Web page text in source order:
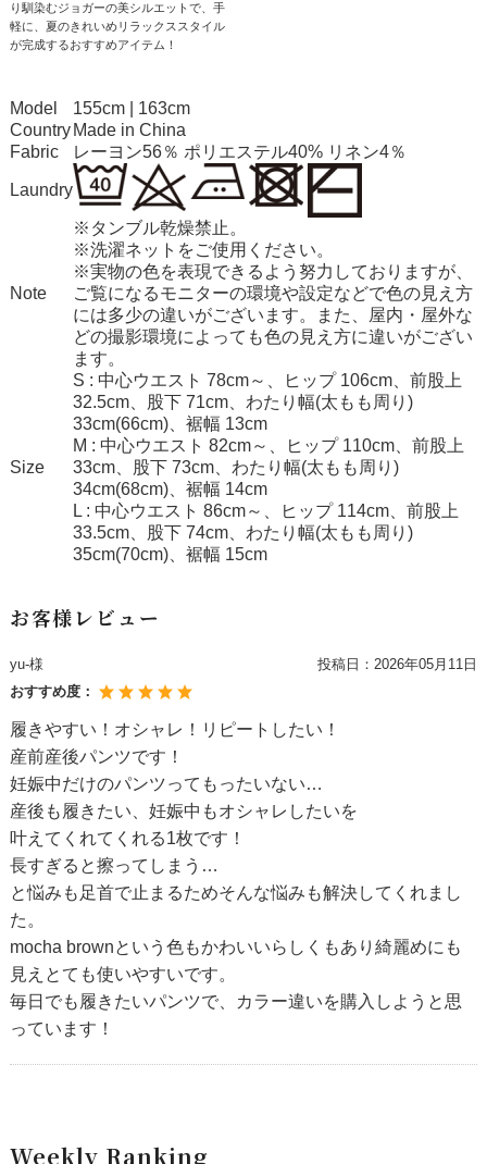
り馴染むジョガーの美シルエットで、手
軽に、夏のきれいめリラックススタイル
が完成するおすすめアイテム！
Model
155cm | 163cm
Country Made in China
Fabric
レーヨン56％ ポリエステル40% リネン4％
Laundry
Note
※タンブル乾燥禁止。
※洗濯ネットをご使用ください。
※実物の色を表現できるよう努力しておりますが、
ご覧になるモニターの環境や設定などで色の見え方
には多少の違いがございます。また、屋内・屋外な
どの撮影環境によっても色の見え方に違いがござい
ます。
Size
S : 中心ウエスト 78cm～、ヒップ 106cm、前股上
32.5cm、股下 71cm、わたり幅(太もも周り)
33cm(66cm)、裾幅 13cm
M : 中心ウエスト 82cm～、ヒップ 110cm、前股上
33cm、股下 73cm、わたり幅(太もも周り)
34cm(68cm)、裾幅 14cm
L : 中心ウエスト 86cm～、ヒップ 114cm、前股上
33.5cm、股下 74cm、わたり幅(太もも周り)
35cm(70cm)、裾幅 15cm
お客様レビュー
yu-様 投稿日： 2026年05月11日
おすすめ度：
履きやすい！オシャレ！リピートしたい！
産前産後パンツです！
妊娠中だけのパンツってもったいない…
産後も履きたい、妊娠中もオシャレしたいを
叶えてくれてくれる1枚です！
長すぎると擦ってしまう…
と悩みも足首で止まるためそんな悩みも解決してくれまし
た。
mocha brownという色もかわいいらしくもあり綺麗めにも
見えとても使いやすいです。
毎日でも履きたいパンツで、カラー違いを購入しようと思
っています！
Weekly Ranking